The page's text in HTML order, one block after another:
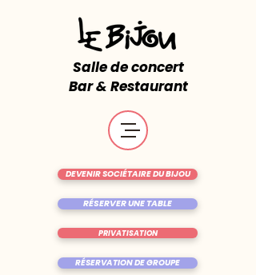
Salle de concert
Bar & Restaurant
RÉSERVER UNE TABLE
DEVENIR SOCIÉTAIRE DU BIJOU
RÉSERVATION DE GROUPE
PRIVATISATION